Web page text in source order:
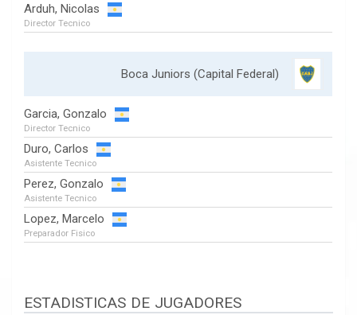
Arduh, Nicolas
Director Tecnico
Boca Juniors (Capital Federal)
Garcia, Gonzalo
Director Tecnico
Duro, Carlos
Asistente Tecnico
Perez, Gonzalo
Asistente Tecnico
Lopez, Marcelo
Preparador Fisico
ESTADISTICAS DE JUGADORES